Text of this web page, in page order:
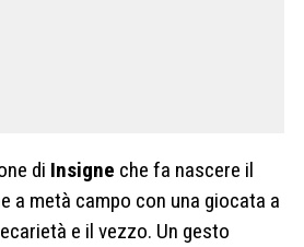
di Insigne che fa nascere il
a metà campo con una giocata a
e il vezzo. Un gesto